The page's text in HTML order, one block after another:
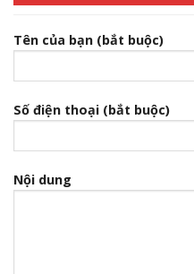
Tên của bạn (bắt buộc)
Số điện thoại (bắt buộc)
Nội dung